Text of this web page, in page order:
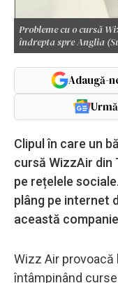
Probleme cu o cursă
îndrepta spre Anglia
Adaugă-
Clipul în care un
cursă WizzAir din
pe rețelele
plâng pe internet
această
Wizz Air provoacă
întâmpinând